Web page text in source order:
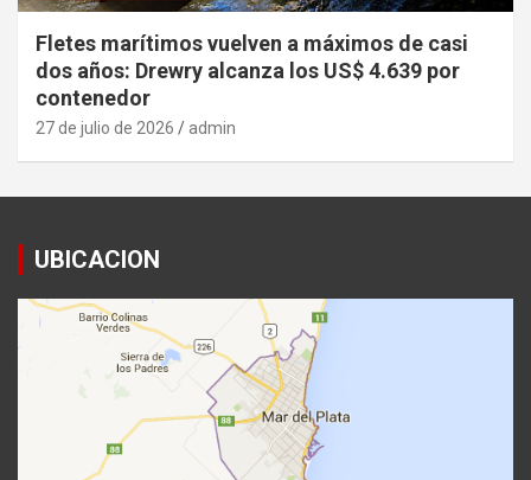
Fletes marítimos vuelven a máximos de casi
dos años: Drewry alcanza los US$ 4.639 por
contenedor
27 de julio de 2026 admin
UBICACION